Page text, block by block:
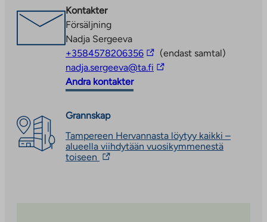
site.
Link
opens
in
new
tab
Kontakter
Försäljning
Nadja Sergeeva
+3584578206356The
link
external
site
(endast samtal)
nadja.sergeeva@ta.fi The
an
external
Andra kontakter
Grannskap
Tampereen Hervannasta löytyy kaikki –
alueella viihdytään vuosikymmenestä
toiseen The